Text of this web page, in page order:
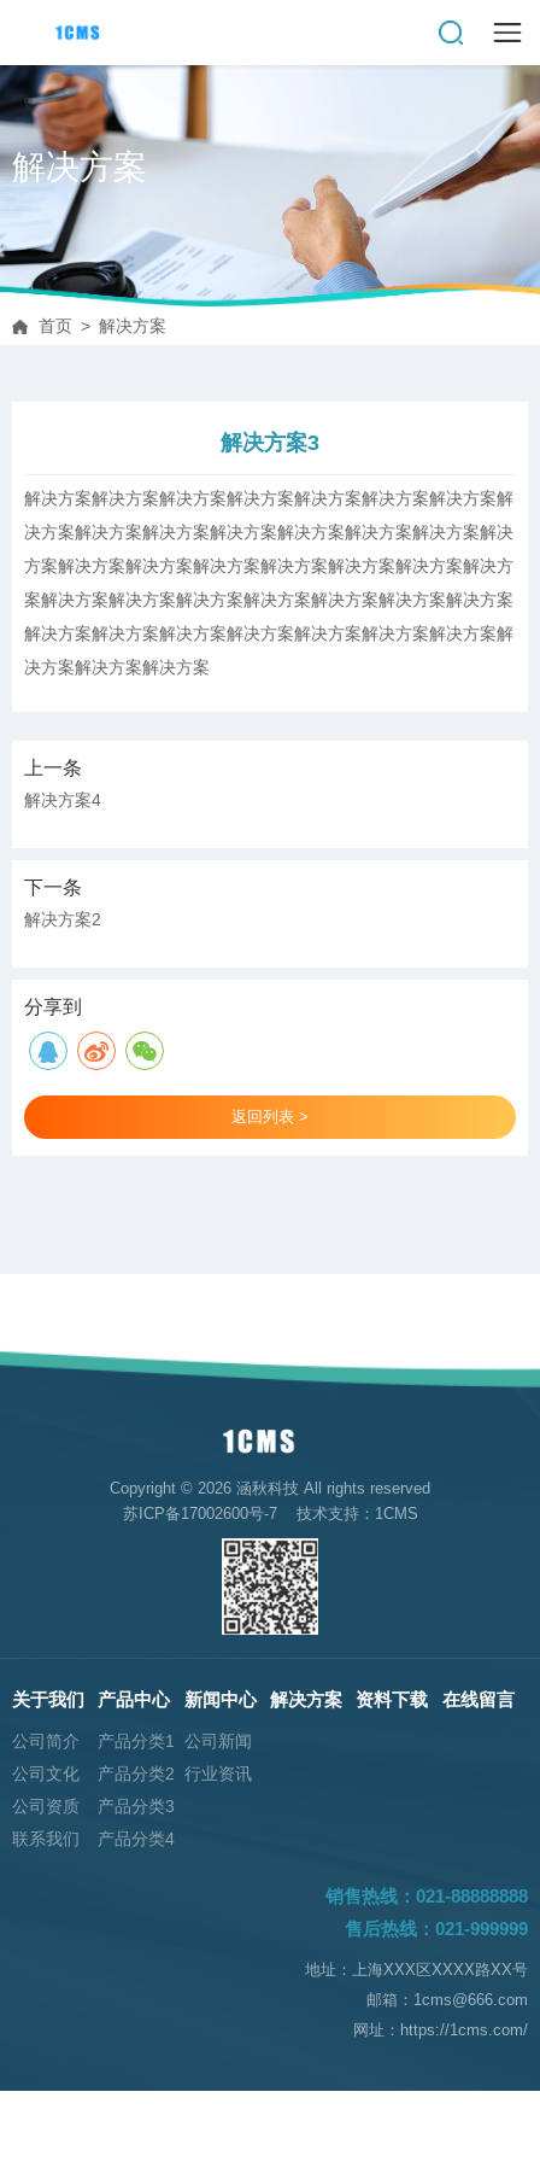
解决方案
首页 > 解决方案
解决方案3
解决方案解决方案解决方案解决方案解决方案解决方案解决方案解
决方案解决方案解决方案解决方案解决方案解决方案解决方案解决
方案解决方案解决方案解决方案解决方案解决方案解决方案解决方
案解决方案解决方案解决方案解决方案解决方案解决方案解决方案
解决方案解决方案解决方案解决方案解决方案解决方案解决方案解
决方案解决方案解决方案
上一条
解决方案4
下一条
解决方案2
分享到
返回列表 >
Copyright © 2026 涵秋科技 All rights reserved
苏ICP备17002600号-7技术支持： 1CMS
关于我们
公司简介
公司文化
公司资质
联系我们
产品中心
产品分类1
产品分类2
产品分类3
产品分类4
新闻中心
公司新闻
行业资讯
解决方案 资料下载 在线留言
销售热线：021-88888888
售后热线：021-999999
地址：上海XXX区XXXX路XX号
邮箱：1cms@666.com
网址：https://1cms.com/